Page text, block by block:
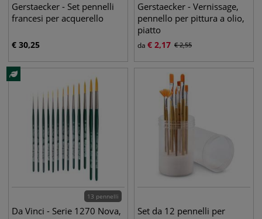
Gerstaecker - Set pennelli
francesi per acquerello
€ 30,25
Gerstaecker - Vernissage,
pennello per pittura a olio,
piatto
da € 2,17 €2,55
13 pennelli
Da Vinci - Serie 1270 Nova,
Set da 12 pennelli per